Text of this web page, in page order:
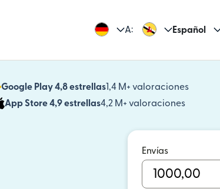
A: Español
Google Play 4,8 estrellas1,4 M+ valoraciones
(se
App Store 4,9 estrellas4,2 M+ valoraciones
(se abre
Envías